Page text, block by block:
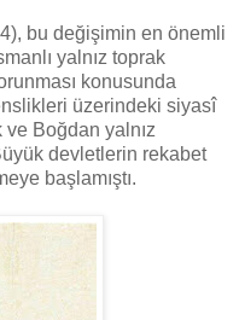
bu değişimin en önemli
yalnız toprak
konusunda
üzerindeki siyasî
Boğdan yalnız
devletlerin rekabet
başlamıştı.